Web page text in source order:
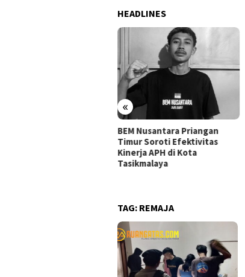
HEADLINES
«
BEM Nusantara Priangan
Timur Soroti Efektivitas
Kinerja APH di Kota
Tasikmalaya
TAG: REMAJA